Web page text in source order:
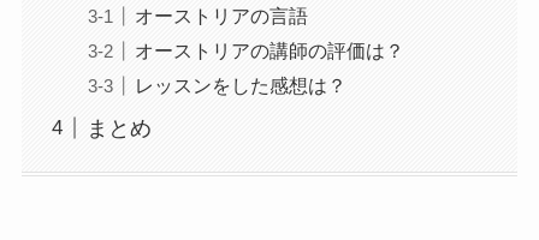
オーストリアの言語
オーストリアの講師の評価は？
レッスンをした感想は？
まとめ